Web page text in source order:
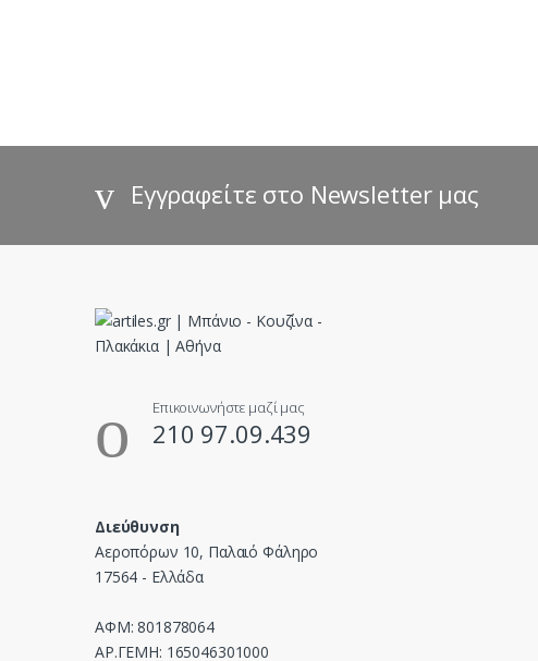
d
C
Εγγραφείτε στο Newsletter μας
Επικοινωνήστε μαζί μας
210 97.09.439
Διεύθυνση
Αεροπόρων 10, Παλαιό Φάληρο
17564 - Ελλάδα
ΑΦΜ: 801878064
ΑΡ.ΓΕΜΗ: 165046301000